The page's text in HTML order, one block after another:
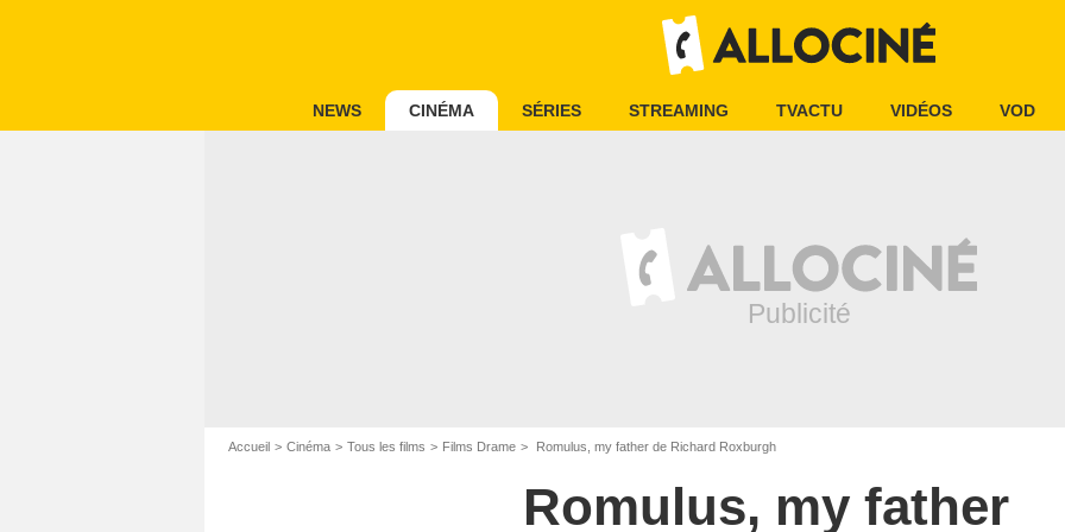
NEWS CINÉMA SÉRIES STREAMING TVACTU VIDÉOS VOD
Accueil Cinéma Tous les films Films Drame Romulus, my father de Richard Roxburgh
Romulus, my father